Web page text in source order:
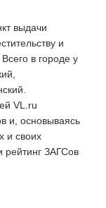
выдачи
и
в городе у
VL.ru
и, основываясь
и своих
рейтинг ЗАГСов